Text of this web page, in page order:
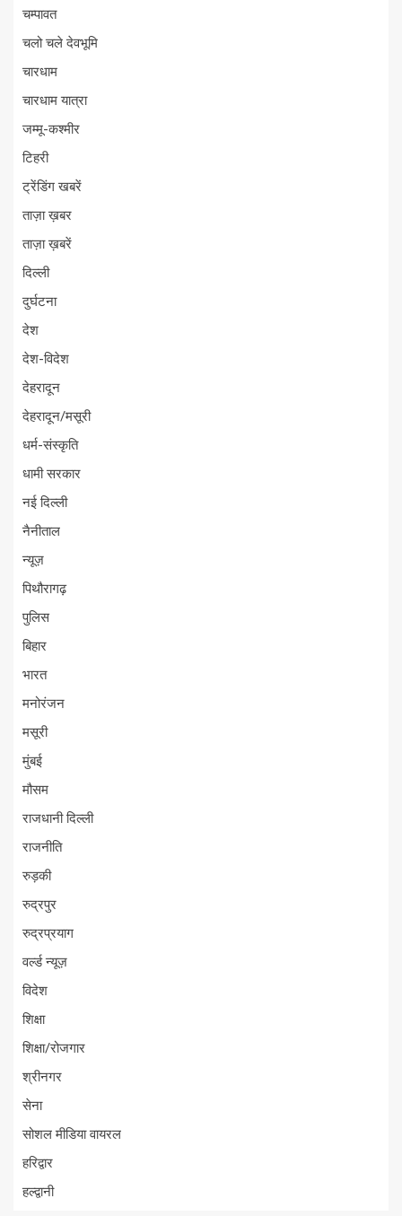
चम्पावत
चलो चले देवभूमि
चारधाम
चारधाम यात्रा
जम्मू-कश्मीर
टिहरी
ट्रेंडिंग खबरें
ताज़ा ख़बर
ताज़ा ख़बरें
दिल्ली
दुर्घटना
देश
देश-विदेश
देहरादून
देहरादून/मसूरी
धर्म-संस्कृति
धामी सरकार
नई दिल्ली
नैनीताल
न्यूज़
पिथौरागढ़
पुलिस
बिहार
भारत
मनोरंजन
मसूरी
मुंबई
मौसम
राजधानी दिल्ली
राजनीति
रुड़की
रुद्रपुर
रुद्रप्रयाग
वर्ल्ड न्यूज़
विदेश
शिक्षा
शिक्षा/रोजगार
श्रीनगर
सेना
सोशल मीडिया वायरल
हरिद्वार
हल्द्वानी